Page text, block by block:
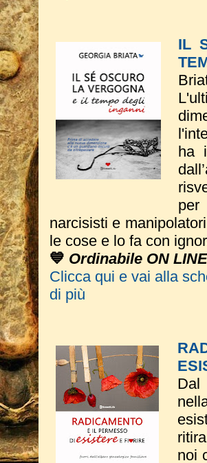
IL
ha
narcisisti e
le cose e lo fa con
💙 Ordinabile ON
Clicca qui e vai alla
di più
Dal
noi